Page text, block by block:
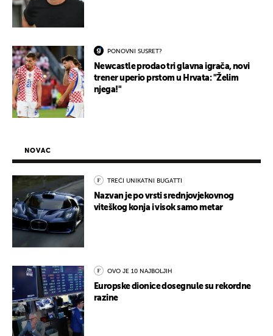
PONOVNI SUSRET?
Newcastle prodao tri glavna igrača, novi
trener uperio prstom u Hrvata: "Želim
njega!"
NOVAC
TREĆI UNIKATNI BUGATTI
Nazvan je po vrsti srednjovjekovnog
viteškog konja i visok samo metar
OVO JE 10 NAJBOLJIH
Europske dionice dosegnule su rekordne
razine